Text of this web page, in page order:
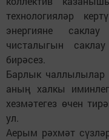
технологияләр
энергияне
чисталыгын
бирәсез.
Барлык чаллылылар
аның халкы
хезмәтегез өчен
ул.
Аерым рәхмәт